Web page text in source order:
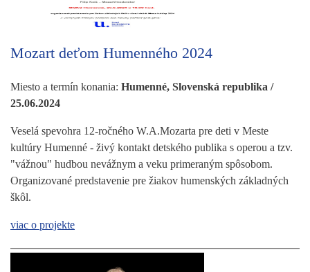
Mozart deťom Humenného 2024
Miesto a termín konania: Humenné, Slovenská republika /
25.06.2024
Veselá spevohra 12-ročného W.A.Mozarta pre deti v Meste
kultúry Humenné - živý kontakt detského publika s operou a tzv.
"vážnou" hudbou nevážnym a veku primeraným spôsobom.
Organizované predstavenie pre žiakov humenských základných
škôl.
viac o projekte